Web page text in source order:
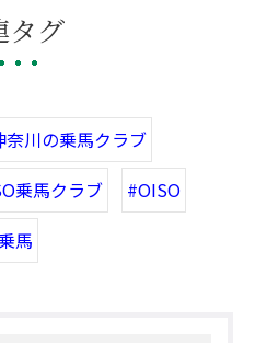
タグ
奈川の乗馬クラブ
乗馬クラブ
#OISO
馬